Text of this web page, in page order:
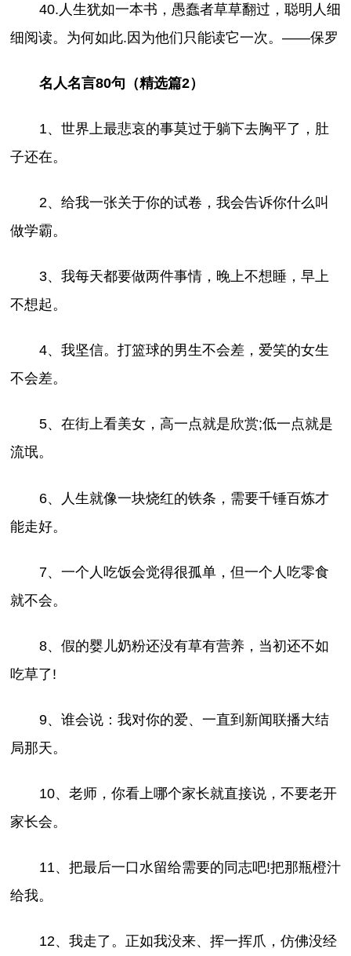
40.人生犹如一本书，愚蠢者草草翻过，聪明人细
细阅读。为何如此.因为他们只能读它一次。——保罗
名人名言80句（精选篇2）
1、世界上最悲哀的事莫过于躺下去胸平了，肚
子还在。
2、给我一张关于你的试卷，我会告诉你什么叫
做学霸。
3、我每天都要做两件事情，晚上不想睡，早上
不想起。
4、我坚信。打篮球的男生不会差，爱笑的女生
不会差。
5、在街上看美女，高一点就是欣赏;低一点就是
流氓。
6、人生就像一块烧红的铁条，需要千锤百炼才
能走好。
7、一个人吃饭会觉得很孤单，但一个人吃零食
就不会。
8、假的婴儿奶粉还没有草有营养，当初还不如
吃草了!
9、谁会说：我对你的爱、一直到新闻联播大结
局那天。
10、老师，你看上哪个家长就直接说，不要老开
家长会。
11、把最后一口水留给需要的同志吧!把那瓶橙汁
给我。
12、我走了。正如我没来、挥一挥爪，仿佛没经